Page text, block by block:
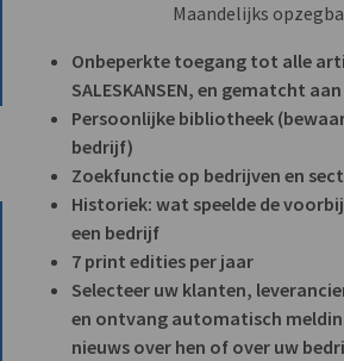
Maandelijks
Onbeperkte toegang tot alle
SALESKANSEN, en gematcht
Persoonlijke bibliotheek
bedrijf)
Zoekfunctie op bedrijven en
Historiek: wat speelde de
een bedrijf
7 print edities per jaar
Selecteer uw klanten,
en ontvang automatisch
nieuws over hen of over uw